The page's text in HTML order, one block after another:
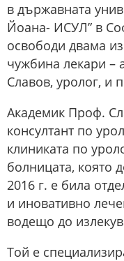
в държавната
Йоана- ИСУЛ” в
освободи двама
чужбина лекари –
Славов, уролог, и
Академик Проф.
консултант по
клиниката по
болницата, която
2016 г. е била
и иновативно
водещо до
Той е